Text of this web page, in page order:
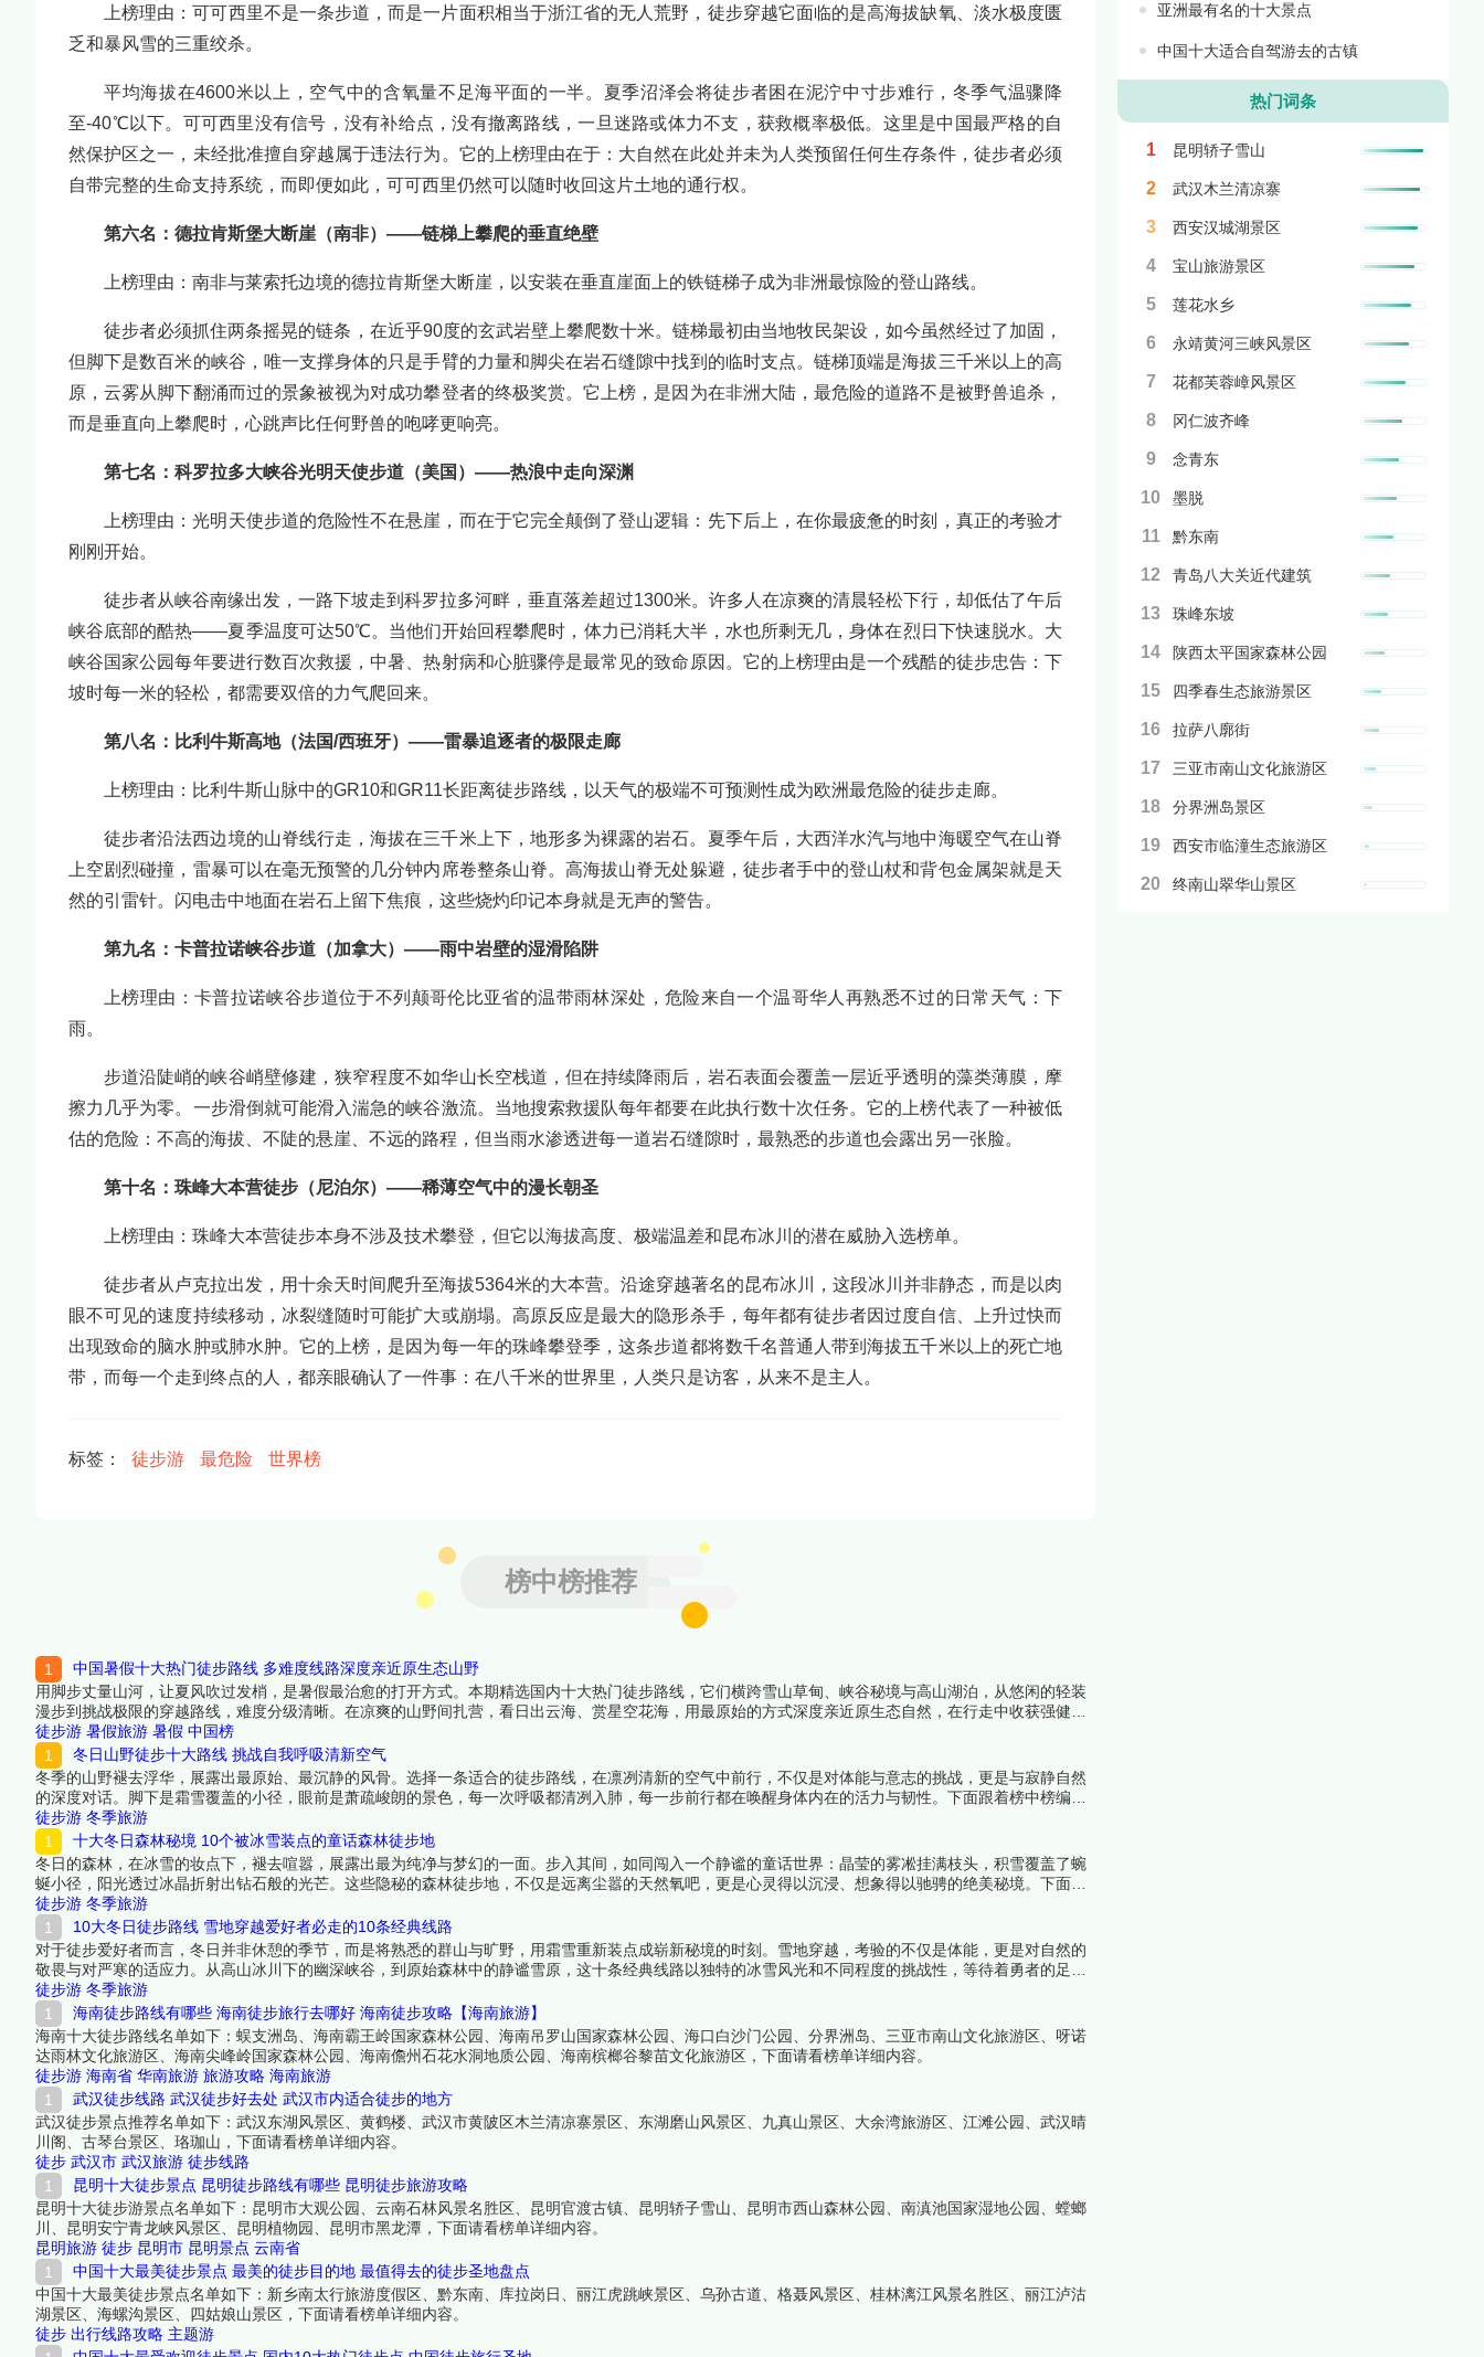
上榜理由：可可西里不是一条步道，而是一片面积相当于浙江省的无人荒野，徒步穿越它面临的是高海拔缺氧、淡水极度匮
乏和暴风雪的三重绞杀。
平均海拔在4600米以上，空气中的含氧量不足海平面的一半。夏季沼泽会将徒步者困在泥泞中寸步难行，冬季气温骤降
至-40℃以下。可可西里没有信号，没有补给点，没有撤离路线，一旦迷路或体力不支，获救概率极低。这里是中国最严格的自
然保护区之一，未经批准擅自穿越属于违法行为。它的上榜理由在于：大自然在此处并未为人类预留任何生存条件，徒步者必须
自带完整的生命支持系统，而即便如此，可可西里仍然可以随时收回这片土地的通行权。
第六名：德拉肯斯堡大断崖（南非）——链梯上攀爬的垂直绝壁
上榜理由：南非与莱索托边境的德拉肯斯堡大断崖，以安装在垂直崖面上的铁链梯子成为非洲最惊险的登山路线。
徒步者必须抓住两条摇晃的链条，在近乎90度的玄武岩壁上攀爬数十米。链梯最初由当地牧民架设，如今虽然经过了加固，
但脚下是数百米的峡谷，唯一支撑身体的只是手臂的力量和脚尖在岩石缝隙中找到的临时支点。链梯顶端是海拔三千米以上的高
原，云雾从脚下翻涌而过的景象被视为对成功攀登者的终极奖赏。它上榜，是因为在非洲大陆，最危险的道路不是被野兽追杀，
而是垂直向上攀爬时，心跳声比任何野兽的咆哮更响亮。
第七名：科罗拉多大峡谷光明天使步道（美国）——热浪中走向深渊
上榜理由：光明天使步道的危险性不在悬崖，而在于它完全颠倒了登山逻辑：先下后上，在你最疲惫的时刻，真正的考验才
刚刚开始。
徒步者从峡谷南缘出发，一路下坡走到科罗拉多河畔，垂直落差超过1300米。许多人在凉爽的清晨轻松下行，却低估了午后
峡谷底部的酷热——夏季温度可达50℃。当他们开始回程攀爬时，体力已消耗大半，水也所剩无几，身体在烈日下快速脱水。大
峡谷国家公园每年要进行数百次救援，中暑、热射病和心脏骤停是最常见的致命原因。它的上榜理由是一个残酷的徒步忠告：下
坡时每一米的轻松，都需要双倍的力气爬回来。
第八名：比利牛斯高地（法国/西班牙）——雷暴追逐者的极限走廊
上榜理由：比利牛斯山脉中的GR10和GR11长距离徒步路线，以天气的极端不可预测性成为欧洲最危险的徒步走廊。
徒步者沿法西边境的山脊线行走，海拔在三千米上下，地形多为裸露的岩石。夏季午后，大西洋水汽与地中海暖空气在山脊
上空剧烈碰撞，雷暴可以在毫无预警的几分钟内席卷整条山脊。高海拔山脊无处躲避，徒步者手中的登山杖和背包金属架就是天
然的引雷针。闪电击中地面在岩石上留下焦痕，这些烧灼印记本身就是无声的警告。
第九名：卡普拉诺峡谷步道（加拿大）——雨中岩壁的湿滑陷阱
上榜理由：卡普拉诺峡谷步道位于不列颠哥伦比亚省的温带雨林深处，危险来自一个温哥华人再熟悉不过的日常天气：下
雨。
步道沿陡峭的峡谷峭壁修建，狭窄程度不如华山长空栈道，但在持续降雨后，岩石表面会覆盖一层近乎透明的藻类薄膜，摩
擦力几乎为零。一步滑倒就可能滑入湍急的峡谷激流。当地搜索救援队每年都要在此执行数十次任务。它的上榜代表了一种被低
估的危险：不高的海拔、不陡的悬崖、不远的路程，但当雨水渗透进每一道岩石缝隙时，最熟悉的步道也会露出另一张脸。
第十名：珠峰大本营徒步（尼泊尔）——稀薄空气中的漫长朝圣
上榜理由：珠峰大本营徒步本身不涉及技术攀登，但它以海拔高度、极端温差和昆布冰川的潜在威胁入选榜单。
徒步者从卢克拉出发，用十余天时间爬升至海拔5364米的大本营。沿途穿越著名的昆布冰川，这段冰川并非静态，而是以肉
眼不可见的速度持续移动，冰裂缝随时可能扩大或崩塌。高原反应是最大的隐形杀手，每年都有徒步者因过度自信、上升过快而
出现致命的脑水肿或肺水肿。它的上榜，是因为每一年的珠峰攀登季，这条步道都将数千名普通人带到海拔五千米以上的死亡地
带，而每一个走到终点的人，都亲眼确认了一件事：在八千米的世界里，人类只是访客，从来不是主人。
标签： 徒步游 最危险 世界榜
榜中榜推荐
中国暑假十大热门徒步路线 多难度线路深度亲近原生态山野
用脚步丈量山河，让夏风吹过发梢，是暑假最治愈的打开方式。本期精选国内十大热门徒步路线，它们横跨雪山草甸、峡谷秘境与高山湖泊，从悠闲的轻装
漫步到挑战极限的穿越路线，难度分级清晰。在凉爽的山野间扎营，看日出云海、赏星空花海，用最原始的方式深度亲近原生态自然，在行走中收获强健体
魄与内心安宁。下面跟着榜中榜编辑一起来看看详细名单吧！
徒步游 暑假旅游 暑假 中国榜
冬日山野徒步十大路线 挑战自我呼吸清新空气
冬季的山野褪去浮华，展露出最原始、最沉静的风骨。选择一条适合的徒步路线，在凛冽清新的空气中前行，不仅是对体能与意志的挑战，更是与寂静自然
的深度对话。脚下是霜雪覆盖的小径，眼前是萧疏峻朗的景色，每一次呼吸都清冽入肺，每一步前行都在唤醒身体内在的活力与韧性。下面跟着榜中榜编辑
一起来看看详细名单吧！
徒步游 冬季旅游
十大冬日森林秘境 10个被冰雪装点的童话森林徒步地
冬日的森林，在冰雪的妆点下，褪去喧嚣，展露出最为纯净与梦幻的一面。步入其间，如同闯入一个静谧的童话世界：晶莹的雾凇挂满枝头，积雪覆盖了蜿
蜒小径，阳光透过冰晶折射出钻石般的光芒。这些隐秘的森林徒步地，不仅是远离尘嚣的天然氧吧，更是心灵得以沉浸、想象得以驰骋的绝美秘境。下面跟
着榜中榜编辑一起来看看详细名单吧！
徒步游 冬季旅游
10大冬日徒步路线 雪地穿越爱好者必走的10条经典线路
对于徒步爱好者而言，冬日并非休憩的季节，而是将熟悉的群山与旷野，用霜雪重新装点成崭新秘境的时刻。雪地穿越，考验的不仅是体能，更是对自然的
敬畏与对严寒的适应力。从高山冰川下的幽深峡谷，到原始森林中的静谧雪原，这十条经典线路以独特的冰雪风光和不同程度的挑战性，等待着勇者的足
迹。下面跟着榜中榜编辑一起来看看详细名单吧！
徒步游 冬季旅游
海南徒步路线有哪些 海南徒步旅行去哪好 海南徒步攻略【海南旅游】
海南十大徒步路线名单如下：蜈支洲岛、海南霸王岭国家森林公园、海南吊罗山国家森林公园、海口白沙门公园、分界洲岛、三亚市南山文化旅游区、呀诺
达雨林文化旅游区、海南尖峰岭国家森林公园、海南儋州石花水洞地质公园、海南槟榔谷黎苗文化旅游区，下面请看榜单详细内容。
徒步游 海南省 华南旅游 旅游攻略 海南旅游
武汉徒步线路 武汉徒步好去处 武汉市内适合徒步的地方
武汉徒步景点推荐名单如下：武汉东湖风景区、黄鹤楼、武汉市黄陂区木兰清凉寨景区、东湖磨山风景区、九真山景区、大余湾旅游区、江滩公园、武汉晴
川阁、古琴台景区、珞珈山，下面请看榜单详细内容。
徒步 武汉市 武汉旅游 徒步线路
昆明十大徒步景点 昆明徒步路线有哪些 昆明徒步旅游攻略
昆明十大徒步游景点名单如下：昆明市大观公园、云南石林风景名胜区、昆明官渡古镇、昆明轿子雪山、昆明市西山森林公园、南滇池国家湿地公园、螳螂
川、昆明安宁青龙峡风景区、昆明植物园、昆明市黑龙潭，下面请看榜单详细内容。
昆明旅游 徒步 昆明市 昆明景点 云南省
中国十大最美徒步景点 最美的徒步目的地 最值得去的徒步圣地盘点
中国十大最美徒步景点名单如下：新乡南太行旅游度假区、黔东南、库拉岗日、丽江虎跳峡景区、乌孙古道、格聂风景区、桂林漓江风景名胜区、丽江泸沽
湖景区、海螺沟景区、四姑娘山景区，下面请看榜单详细内容。
徒步 出行线路攻略 主题游
亚洲最有名的十大景点
中国十大适合自驾游去的古镇
热门词条
1 昆明轿子雪山
2 武汉木兰清凉寨
3 西安汉城湖景区
4 宝山旅游景区
5 莲花水乡
6 永靖黄河三峡风景区
7 花都芙蓉嶂风景区
8 冈仁波齐峰
9 念青东
10 墨脱
11 黔东南
12 青岛八大关近代建筑
13 珠峰东坡
14 陕西太平国家森林公园
15 四季春生态旅游景区
16 拉萨八廓街
17 三亚市南山文化旅游区
18 分界洲岛景区
19 西安市临潼生态旅游区
20 终南山翠华山景区